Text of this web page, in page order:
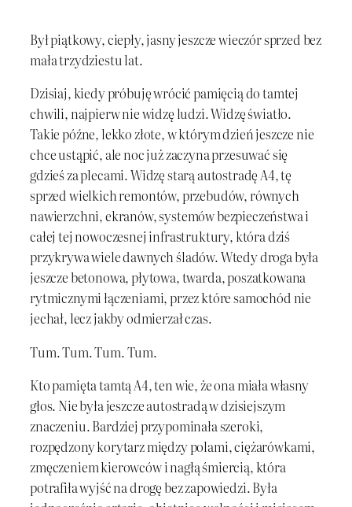
Był piątkowy, ciepły, jasny jeszcze wieczór sprzed bez
mała trzydziestu lat.
Dzisiaj, kiedy próbuję wrócić pamięcią do tamtej
chwili, najpierw nie widzę ludzi. Widzę światło.
Takie późne, lekko złote, w którym dzień jeszcze nie
chce ustąpić, ale noc już zaczyna przesuwać się
gdzieś za plecami. Widzę starą autostradę A4, tę
sprzed wielkich remontów, przebudów, równych
nawierzchni, ekranów, systemów bezpieczeństwa i
całej tej nowoczesnej infrastruktury, która dziś
przykrywa wiele dawnych śladów. Wtedy droga była
jeszcze betonowa, płytowa, twarda, poszatkowana
rytmicznymi łączeniami, przez które samochód nie
jechał, lecz jakby odmierzał czas.
Tum. Tum. Tum. Tum.
Kto pamięta tamtą A4, ten wie, że ona miała własny
głos. Nie była jeszcze autostradą w dzisiejszym
znaczeniu. Bardziej przypominała szeroki,
rozpędzony korytarz między polami, ciężarówkami,
zmęczeniem kierowców i nagłą śmiercią, która
potrafiła wyjść na drogę bez zapowiedzi. Była